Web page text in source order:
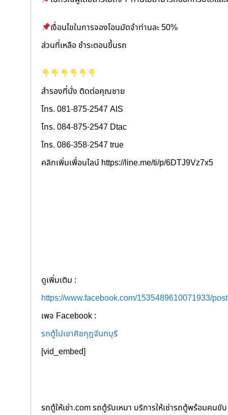
เงื่อนไขในการจองโอนมัดจำท่านละ 50%
ส่วนที่เหลือ ชำระตอนขึ้นรถ
สำรองที่นั่ง ติดต่อคุณชาย
โทร. 081-875-2547 AIS
โทร. 084-875-2547 Dtac
โทร. 086-358-2547 true
คลิกเพิ่มเพื่อนไลน์ https://line.me/ti/p/6DTJ9Vz7x5
ดูเพิ่มเติม :
https://www.facebook.com/1535489610071933/
เพจ Facebook :
รถตู้ไปเขาคิชกุฏจันทบุรี
[vid_embed]
รถตู้ให้เช่า.com รถตู้รับเหมา บริการให้เช่ารถตู้พร้อมค